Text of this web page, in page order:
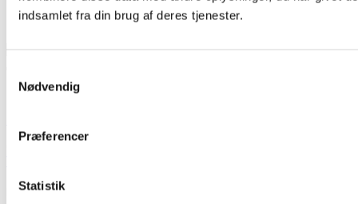
indsamlet fra din brug af deres tjenester.
Nødvendig
Præferencer
Statistik
Beskrivelse